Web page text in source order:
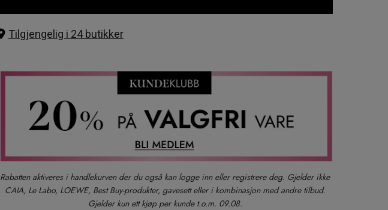
Tilgjengelig i 24 butikker
Rabatten aktiveres i handlekurven der du også kan logge inn eller registrere deg. Gjelder ikke
CAIA, Le Labo, LOEWE, Best Buy-produkter, gavesett eller i kombinasjon med andre tilbud.
Gjelder kun ett kjøp per kunde t.o.m. 09.08.